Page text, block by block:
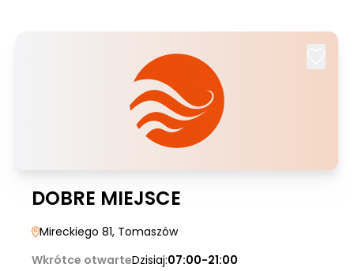
DOBRE MIEJSCE
Mireckiego 81, Tomaszów
Wkrótce otwarteDzisiaj:07:00-21:00